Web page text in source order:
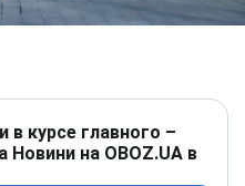
в курсе главного –
Новини на OBOZ.UA в